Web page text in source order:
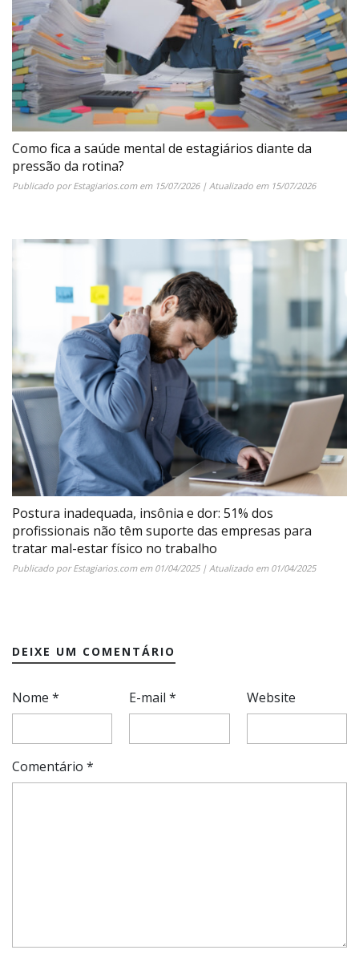
Como fica a saúde mental de estagiários diante da
pressão da rotina?
Publicado porEstagiarios.comem 15/07/2026| Atualizado em 15/07/2026
Postura inadequada, insônia e dor: 51% dos
profissionais não têm suporte das empresas para
tratar mal-estar físico no trabalho
Publicado porEstagiarios.comem 01/04/2025| Atualizado em 01/04/2025
DEIXE UM COMENTÁRIO
Nome * E-mail* Website
Comentário *